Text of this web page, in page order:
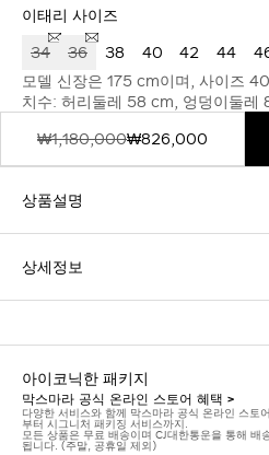
이태리 사이즈
34 36 38 40 42 44
모델 신장은 175 cm이며, 사이즈
치수: 허리둘레 58 cm, 엉덩이둘레
₩1,180,000₩826,000
상품설명
상세정보
아이코닉한 패키지
막스마라 공식 온라인 스토어 혜택 >
다양한 서비스와 함께 막스마라 공식 온라인 스
부터 시그니처 패키징 서비스까지.
모든 상품은 무료 배송이며 CJ대한통운을 통해
됩니다. (주말, 공휴일 제외)